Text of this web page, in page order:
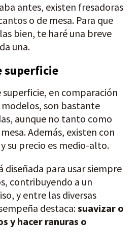
antes, existen fresadoras
o de mesa. Para que
bien, te haré una breve
una.
superficie
superficie, en comparación
son bastante
aunque no tanto como
Además, existen con
su precio es medio-alto.
diseñada para usar siempre
contribuyendo a un
y entre las diversas
destaca:suavizar o
y hacer ranuras o